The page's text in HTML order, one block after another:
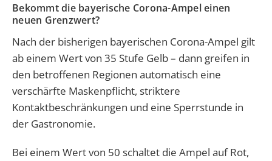
Bekommt die bayerische Corona-Ampel einen
neuen Grenzwert?
Nach der bisherigen bayerischen Corona-Ampel gilt
ab einem Wert von 35 Stufe Gelb – dann greifen in
den betroffenen Regionen automatisch eine
verschärfte Maskenpflicht, striktere
Kontaktbeschränkungen und eine Sperrstunde in
der Gastronomie.
Bei einem Wert von 50 schaltet die Ampel auf Rot,